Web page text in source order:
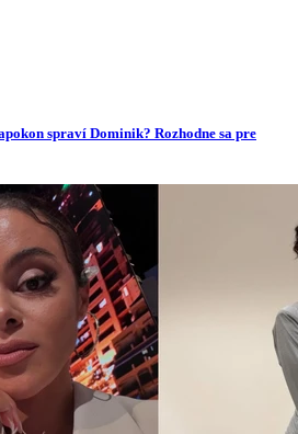
spraví Dominik? Rozhodne sa pre